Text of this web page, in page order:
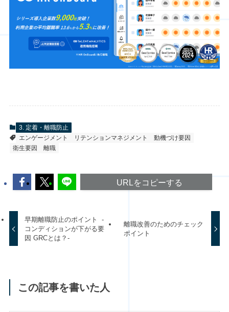
3. 定着・離職防止
エンゲージメント
リテンションマネジメント
動機づけ要因
衛生要因
離職
URLをコピーする
早期離職防止のポイント -
コンディションが下がる要
因 GRCとは？-
離職改善のためのチェック
ポイント
この記事を書いた人